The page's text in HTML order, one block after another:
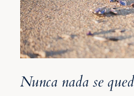
Nunca nada se